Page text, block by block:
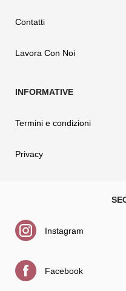
Contatti
Lavora Con Noi
Termini e condizioni
Privacy
Instagram
Facebook